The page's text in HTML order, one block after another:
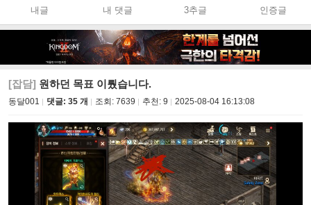
on/off
색
쓰
내글 내 댓글 3추글 인증글
[잡담] 원하던 목표 이뤘습니다.
동달001 댓글: 35 개 조회: 7639 추천: 9 2025-08-04 16:13:08